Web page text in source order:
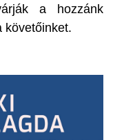
a hozzánk
követőinket.